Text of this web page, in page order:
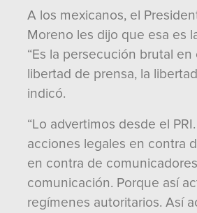
A los mexicanos, el
Moreno les dijo que esa es
“Es la persecución brutal
libertad de prensa, la
indicó.
“Lo advertimos desde el
acciones legales en contra
en contra de
comunicación. Porque así
regímenes autoritarios. Así